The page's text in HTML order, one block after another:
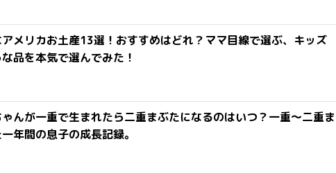
メリカお土産13選！おすすめはどれ？ママ目線で選ぶ、キッズ
品を本気で選んでみた！
んが一重で生まれたら二重まぶたになるのはいつ？一重〜二重ま
年間の息子の成長記録。